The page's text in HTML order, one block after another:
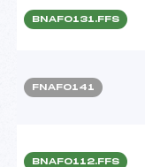
BNAF0131.FFS
FNAF0141
BNAF0112.FFS